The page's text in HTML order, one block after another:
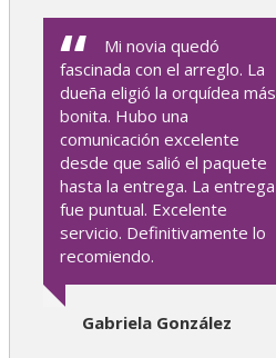
Mi novia quedó
fascinada con el arreglo. La
dueña eligió la orquídea más
bonita. Hubo una
comunicación excelente
desde que salió el paquete
hasta la entrega. La entrega
fue puntual. Excelente
servicio. Definitivamente lo
recomiendo.
Gabriela González